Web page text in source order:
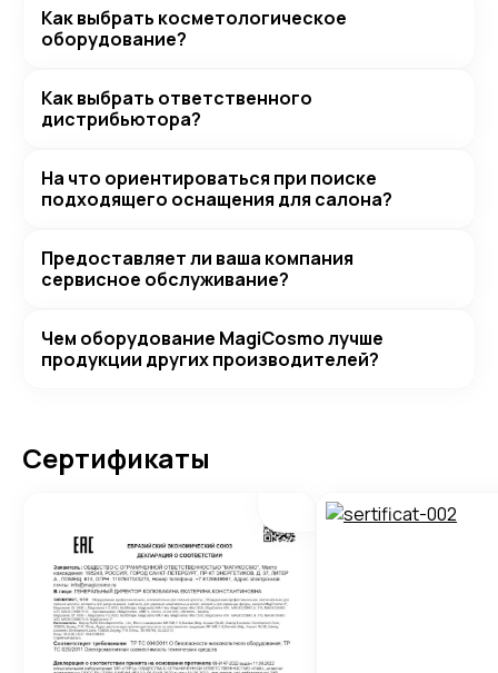
Как выбрать косметологическое
оборудование?
Как выбрать ответственного
дистрибьютора?
На что ориентироваться при поиске
подходящего оснащения для салона?
Предоставляет ли ваша компания
сервисное обслуживание?
Чем оборудование MagiCosmo лучше
продукции других производителей?
Сертификаты